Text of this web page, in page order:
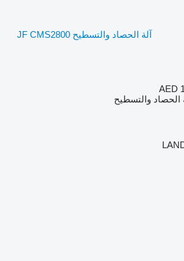
آلة الحصاد والتسطيح JF CMS2800
AED
الحصاد والتسطيح